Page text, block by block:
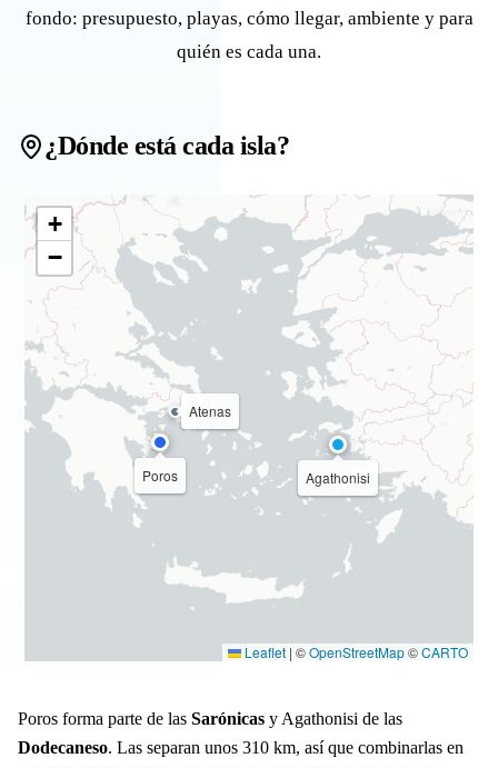
fondo: presupuesto, playas, cómo llegar, ambiente y para
quién es cada una.
¿Dónde está cada isla?
Poros Agathonisi
Atenas
+
−
Leaflet | ©OpenStreetMap©CARTO
Poros forma parte de las Sarónicas y Agathonisi de las
Dodecaneso. Las separan unos 310 km, así que combinarlas en